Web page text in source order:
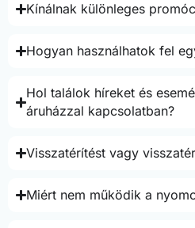
Kínálnak különleges
Hogyan használhatok fel
Hol találok híreket és
áruházzal kapcsolatban?
Visszatérítést vagy
Miért nem működik a